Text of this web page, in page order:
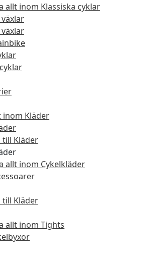
allt inom Klassiska cyklar
växlar
växlar
inom Kläder
till Kläder
allt inom Cykelkläder
till Kläder
allt inom Tights